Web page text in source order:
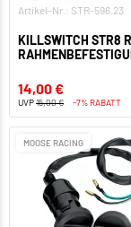
Artikel-Nr.: STR-596.23
KILLSWITCH STR8
14,00 €
UVP15,00 € -7% RABATT
MOOSE RACING